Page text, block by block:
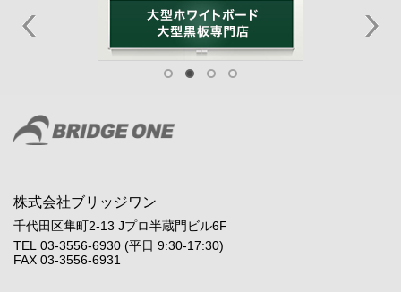
株式会社ブリッジワン
千代田区隼町2-13 Jプロ半蔵門ビル6F
TEL 03-3556-6930 (平日 9:30-17:30)
FAX 03-3556-6931